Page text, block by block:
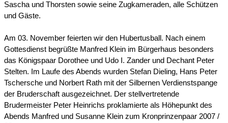
Sascha und Thorsten sowie seine Zugkameraden, alle Schützen
und Gäste.
Am 03. November feierten wir den Hubertusball. Nach einem
Gottesdienst begrüßte Manfred Klein im Bürgerhaus besonders
das Königspaar Dorothee und Udo I. Zander und Dechant Peter
Stelten.
Im Laufe des Abends wurden Stefan Dieling, Hans Peter
Tschersche und Norbert Rath mit der Silbernen Verdienstspange
der Bruderschaft ausgezeichnet. Der stellvertretende
Brudermeister Peter Heinrichs proklamierte als Höhepunkt des
Abends Manfred und Susanne Klein zum Kronprinzenpaar 2007 /